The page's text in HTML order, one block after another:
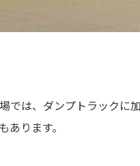
では、ダンプトラックに
あります。